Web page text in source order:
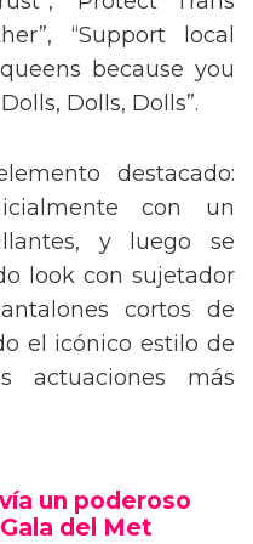
“Support local
because you
Dolls, Dolls”.
destacado:
con un
y luego se
look con sujetador
cortos de
el icónico estilo de
actuaciones más
un poderoso
del Met